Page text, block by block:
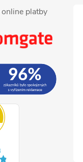
platby